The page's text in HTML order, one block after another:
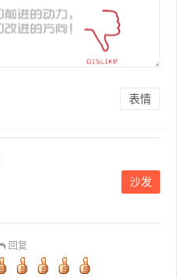
表情
沙发
回复